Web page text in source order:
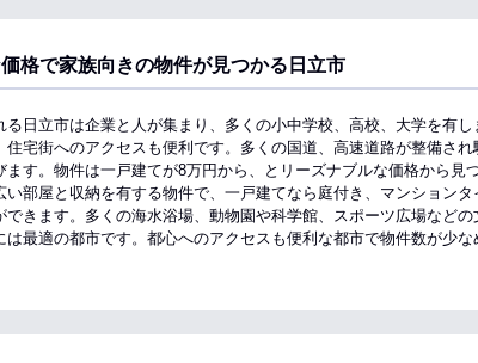
格で家族向きの物件が見つかる日立市
る日立市は企業と人が集まり、多くの小中学校、高校、大学を有
住宅街へのアクセスも便利です。多くの国道、高速道路が整備さ
ます。物件は一戸建てが8万円から、とリーズナブルな価格から見
い部屋と収納を有する物件で、一戸建てなら庭付き、マンション
できます。多くの海水浴場、動物園や科学館、スポーツ広場など
は最適の都市です。都心へのアクセスも便利な都市で物件数が少